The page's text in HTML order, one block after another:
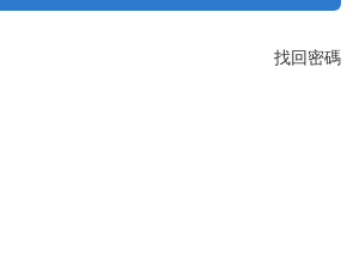
找回密碼